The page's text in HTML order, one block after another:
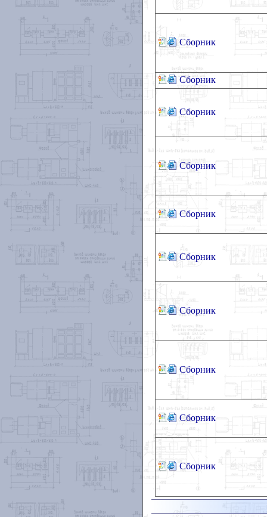
Сборник
Сборник
Сборник
Сборник
Сборник
Сборник
Сборник
Сборник
Сборник
Сборник